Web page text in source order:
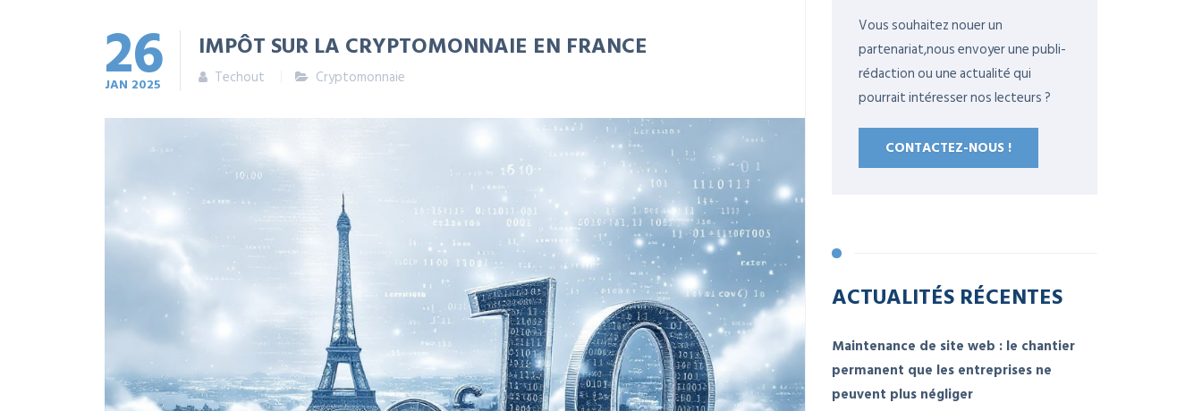
26
JAN 2025
IMPÔT SUR LA CRYPTOMONNAIE EN FRANCE
Techout Cryptomonnaie
Vous souhaitez nouer un
partenariat,nous envoyer une publi-
rédaction ou une actualité qui
pourrait intéresser nos lecteurs ?
CONTACTEZ-NOUS !
ACTUALITÉS RÉCENTES
Maintenance de site web : le chantier
permanent que les entreprises ne
peuvent plus négliger